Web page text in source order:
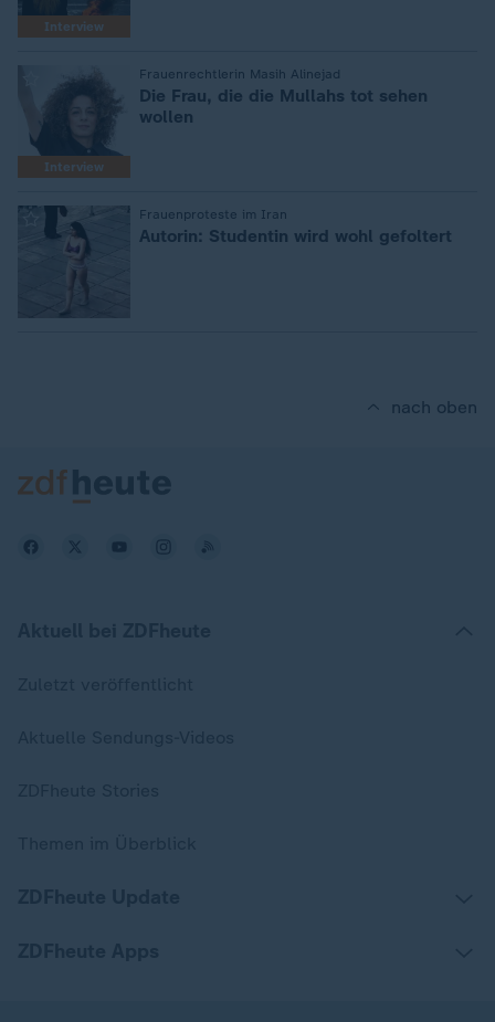
Interview
Interview
Frauenrechtlerin Masih Alinejad
Die Frau, die die Mullahs tot sehen
wollen
Frauenproteste im Iran
Autorin: Studentin wird wohl gefoltert
nach oben